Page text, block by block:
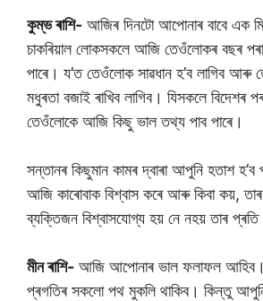
কুম্ভ ৰাশি- আজিৰ দিনটো আপোনাৰ বাবে এক
চাকৰিয়াল লোকসকলে আজি তেওঁলোকৰ বছৰ
পাৰে। য’ত তেওঁলোক সাৱধান হ’ব লাগিব
মধুৰতা বজাই ৰাখিব লাগিব। যিসকলে বিদেশৰ
তেওঁলোকে আজি কিছু ভাল তথ্য পাব পাৰে।
সন্তানৰ কিছুমান কামৰ দ্বাৰা আপুনি হতাশ
আজি কাৰোবাক বিশ্বাস কৰে আৰু কিবা কয়,
ব্যক্তিজন বিশ্বাসযোগ্য হয় নে নহয় তাৰ প্ৰতি
মীন ৰাশি- আজি আপোনাৰ ভাল ফলাফল
প্ৰগতিৰ সকলো পথ মুকলি থাকিব। কিন্তু